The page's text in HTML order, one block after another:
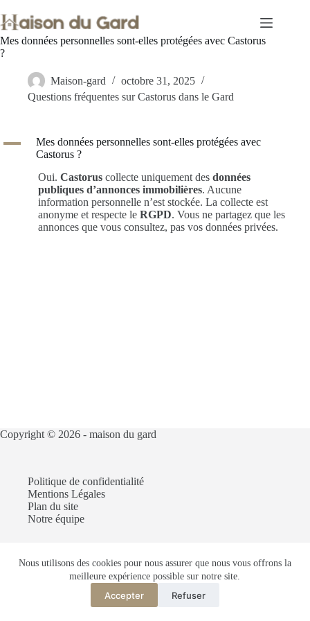
au
contenu
Nous utilisons des cookies pour nous assurer que nous vous offrons la
meilleure expérience possible sur notre site.
Accepter Refuser
Mes données personnelles sont-elles protégées avec Castorus
?
Maison-gard
octobre 31, 2025
Questions fréquentes sur Castorus dans le Gard
A
Mes données personnelles sont-elles protégées avec
Castorus ?
Oui. Castorus collecte uniquement des données
publiques d’annonces immobilières. Aucune
information personnelle n’est stockée. La collecte est
anonyme et respecte le RGPD. Vous ne partagez que les
annonces que vous consultez, pas vos données privées.
Copyright © 2026 - maison du gard
Politique de confidentialité
Mentions Légales
Plan du site
Notre équipe
Articles recommandés :
Construire une villa dans la ville du Gard
Louer une partie de sa maison avec entrée indépendante
Truc de grand-mère pour vendre une maison dans le Gard